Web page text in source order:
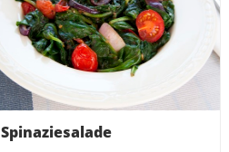
Spinaziesalade